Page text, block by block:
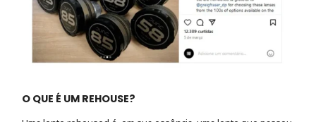
O QUE É UM REHOUSE?